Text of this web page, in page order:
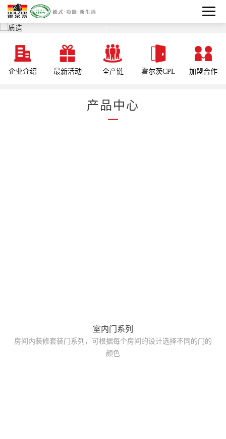
企业介绍 最新活动 全产链 霍尔茨CPL 加盟合作
产品中心
室内门系列
房间内装修套装门系列，可根据每个房间的设计选择不同的门的
颜色